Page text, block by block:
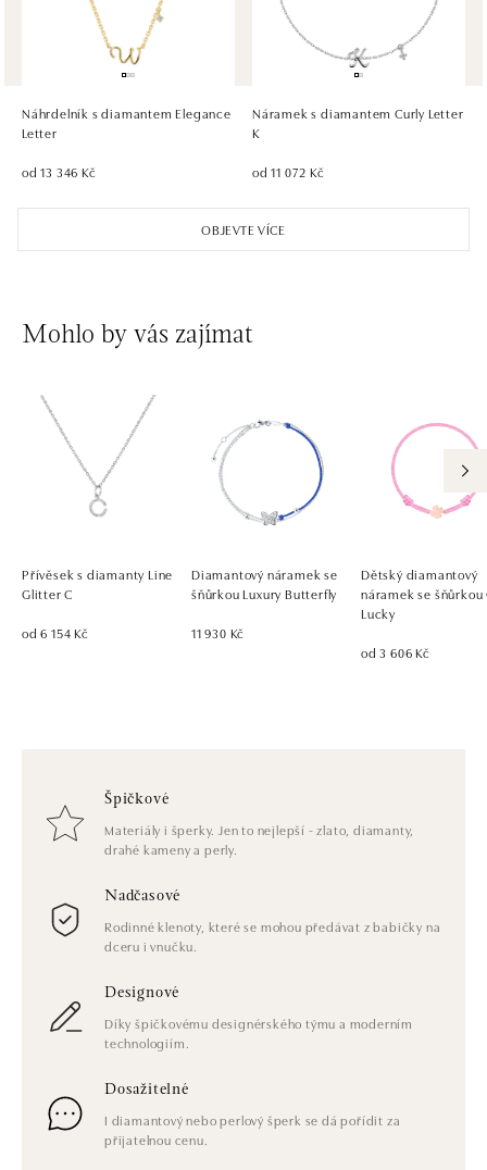
HALADA OC Eurovea, Bratislava
Pribinova 8, 811 09 Bratislava
dnes otevřeno do 21:00
OBJEVTE VÍCE
Náhrdelník s diamantem Elegance
Letter
od 13 346 Kč
Náramek s diamantem Curly Letter
K
od 11 072 Kč
Mohlo by vás zajímat
Přívěsek s diamanty Line
Glitter C
od 6 154 Kč
Diamantový náramek se
šňůrkou Luxury Butterfly
11 930 Kč
Dětský diamantový
náramek se šňůrkou
Lucky
od 3 606 Kč
Špičkové
Materiály i šperky. Jen to nejlepší - zlato, diamanty,
drahé kameny a perly.
Nadčasové
Rodinné klenoty, které se mohou předávat z babičky na
dceru i vnučku.
Designové
Díky špičkovému designérského týmu a moderním
technologiím.
Dosažitelné
I diamantový nebo perlový šperk se dá pořídit za
přijatelnou cenu.